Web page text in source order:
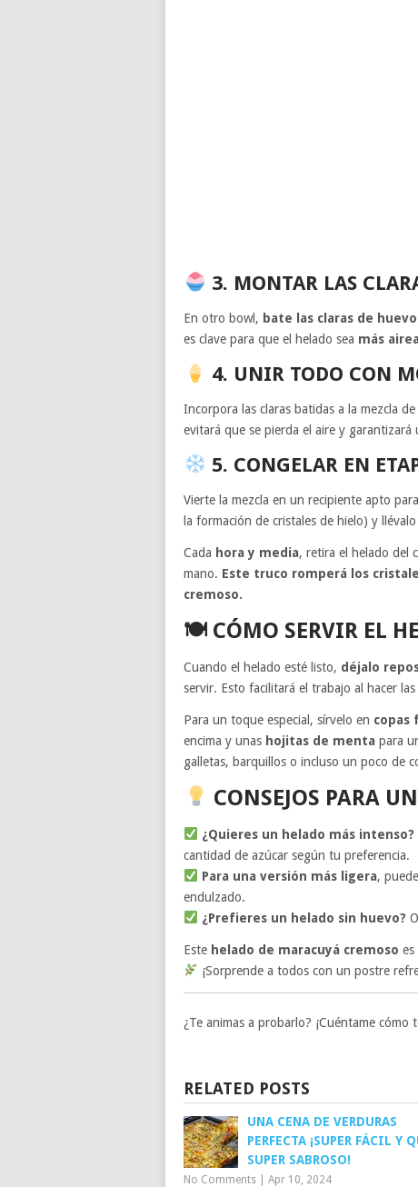
3. MONTAR LAS
En otro bowl, bate las claras de
es clave para que el helado sea más
4. UNIR TODO CON
Incorpora las claras batidas a la mezcla
evitará que se pierda el aire y garantizará
5. CONGELAR EN
Vierte la mezcla en un recipiente apto
la formación de cristales de hielo) y
Cada hora y media, retira el helado del
mano. Este truco romperá los
cremoso.
🍽 CÓMO SERVIR EL
Cuando el helado esté listo, déjalo
servir. Esto facilitará el trabajo al hacer las
Para un toque especial, sírvelo en copas
encima y unas hojitas de menta para
galletas, barquillos o incluso un poco de
CONSEJOS PARA
¿Quieres un helado más intenso?
cantidad de azúcar según tu preferencia.
Para una versión más ligera,
endulzado.
¿Prefieres un helado sin huevo?
Este helado de maracuyá cremoso es
¡Sorprende a todos con un postre
¿Te animas a probarlo? ¡Cuéntame
RELATED POSTS
UNA CENA DE VERDURAS
PERFECTA ¡SUPER FÁCIL Y
SUPER SABROSO!
No Comments Apr 10, 2024